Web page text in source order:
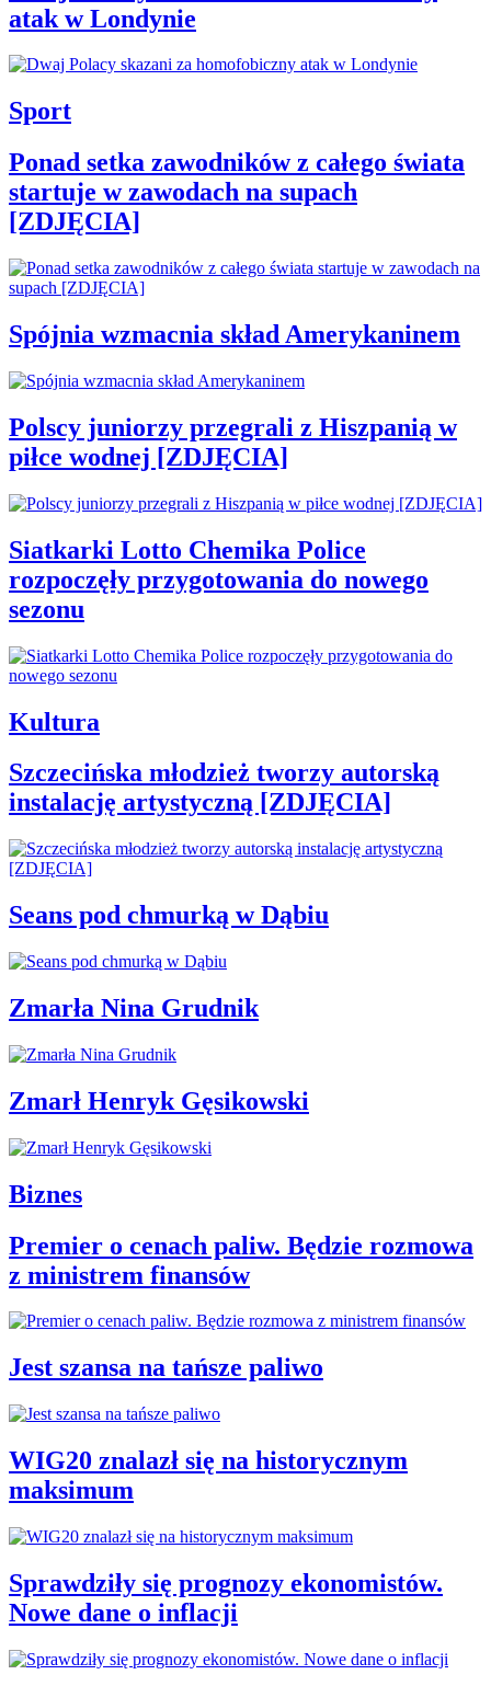
atak w Londynie
Sport
Ponad setka zawodników z całego świata
startuje w zawodach na supach
[ZDJĘCIA]
Spójnia wzmacnia skład Amerykaninem
Polscy juniorzy przegrali z Hiszpanią w
piłce wodnej [ZDJĘCIA]
Siatkarki Lotto Chemika Police
rozpoczęły przygotowania do nowego
sezonu
Kultura
Szczecińska młodzież tworzy autorską
instalację artystyczną [ZDJĘCIA]
Seans pod chmurką w Dąbiu
Zmarła Nina Grudnik
Zmarł Henryk Gęsikowski
Biznes
Premier o cenach paliw. Będzie rozmowa
z ministrem finansów
Jest szansa na tańsze paliwo
WIG20 znalazł się na historycznym
maksimum
Sprawdziły się prognozy ekonomistów.
Nowe dane o inflacji